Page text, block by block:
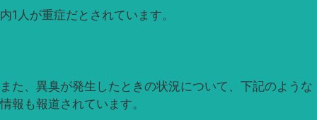
内1人が重症だとされています。
また、異臭が発生したときの状況について、下記のような
情報も報道されています。